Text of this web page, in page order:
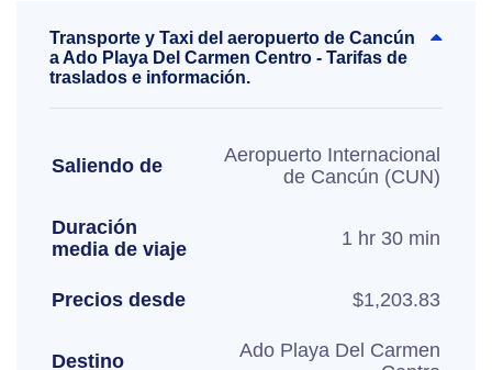
Transporte y Taxi del aeropuerto de Cancún
a Ado Playa Del Carmen Centro - Tarifas de
traslados e información.
Saliendo de
Aeropuerto Internacional
de Cancún (CUN)
Duración
media de viaje
1 hr 30 min
Precios desde $1,203.83
Destino
Ado Playa Del Carmen